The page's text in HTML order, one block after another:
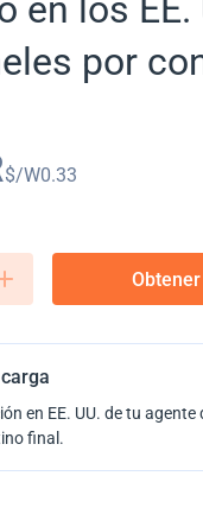
en los EE.
por
$/W0.33
en EE. UU. de tu
final.